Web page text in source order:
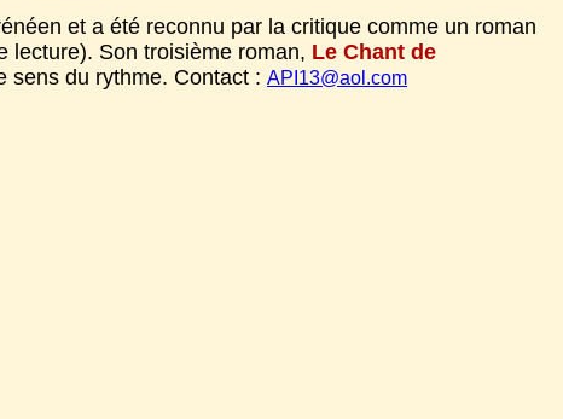
et a été reconnu par la critique comme un roman
lecture). Son troisième roman, Le Chant de
sens du rythme. Contact : API13@aol.com